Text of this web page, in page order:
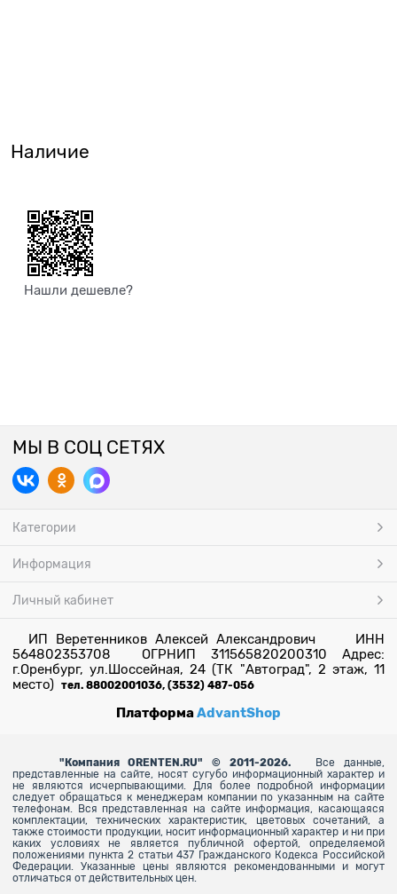
Наличие
Нашли дешевле?
МЫ В СОЦ СЕТЯХ
Категории
Информация
Личный кабинет
ИП Веретенников Алексей Александрович ИНН
564802353708 ОГРНИП 311565820200310 Адрес:
г.Оренбург, ул.Шоссейная, 24 (ТК "Автоград", 2 этаж, 11
место) тел. 88002001036, (3532) 487-056
ПлатформаAdvantShop
" Компания ORENTEN.RU" © 2011-2026.
Все данные,
представленные на сайте, носят сугубо информационный характер и
не являются исчерпывающими. Для более подробной информации
следует обращаться к менеджерам компании по указанным на сайте
телефонам. Вся представленная на сайте информация, касающаяся
комплектации, технических характеристик, цветовых сочетаний, а
также стоимости продукции, носит информационный характер и ни при
каких условиях не является публичной офертой, определяемой
положениями пункта 2 статьи 437 Гражданского Кодекса Российской
Федерации. Указанные цены являются рекомендованными и могут
отличаться от действительных цен.